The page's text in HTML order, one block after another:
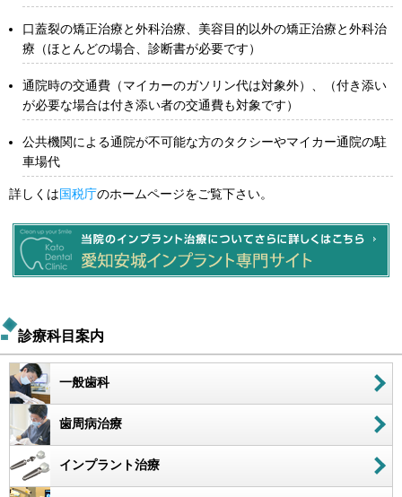
口蓋裂の矯正治療と外科治療、美容目的以外の矯正治療と外科治
療（ほとんどの場合、診断書が必要です）
通院時の交通費（マイカーのガソリン代は対象外）、（付き添い
が必要な場合は付き添い者の交通費も対象です）
公共機関による通院が不可能な方のタクシーやマイカー通院の駐
車場代
詳しくは国税庁のホームページをご覧下さい。
診療科目案内
一般歯科
歯周病治療
インプラント治療